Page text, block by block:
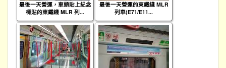
最後一天營運，車頭貼上紀念
標貼的東鐵綫 MLR 列...
最後一天營運的東鐵綫 MLR
列車(E71/E11...